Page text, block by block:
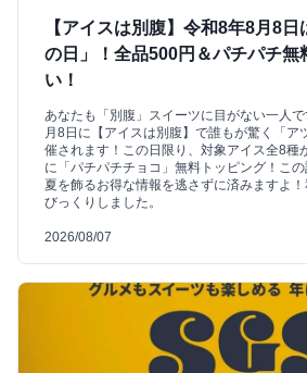
【アイスは別腹】令和8年8月8
の日」！全品500円＆パチパチ無
い！
あなたも「別腹」スイーツに目がない一人
月8日に【アイスは別腹】で誰もが驚く「ア
催されます！この日限り、対象アイス全8種
に「パチパチチョコ」無料トッピング！こ
夏を飾るお得な情報を逃さずに済みますよ
びっくりしました。
2026/08/07